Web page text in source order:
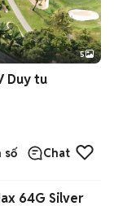
5
Duy tu
số Chat
64G Silver